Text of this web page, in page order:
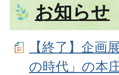
お知らせ
【終了】企画
の時代」の本